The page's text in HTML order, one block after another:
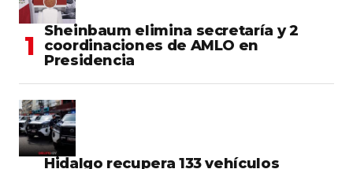
Sheinbaum elimina secretaría y 2
coordinaciones de AMLO en
Presidencia
Hidalgo recupera 133 vehículos